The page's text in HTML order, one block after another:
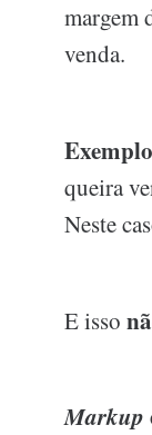
margem
venda.
queira
Neste
E isso
Markup